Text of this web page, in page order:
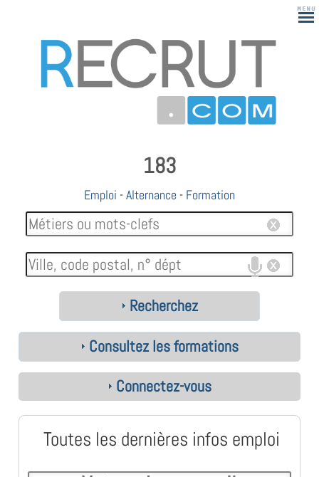
183
Emploi -Alternance - Formation
Recherchez
Consultez les formations
Connectez-vous
Toutes les dernières infos emploi